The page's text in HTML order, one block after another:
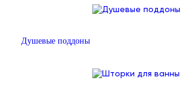
Душевые поддоны